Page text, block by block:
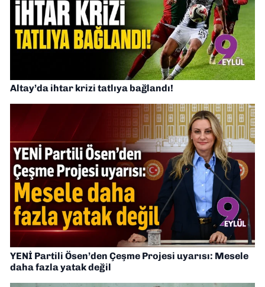
Altay’da ihtar krizi tatlıya bağlandı!
YENİ Partili Ösen’den Çeşme Projesi uyarısı: Mesele
daha fazla yatak değil